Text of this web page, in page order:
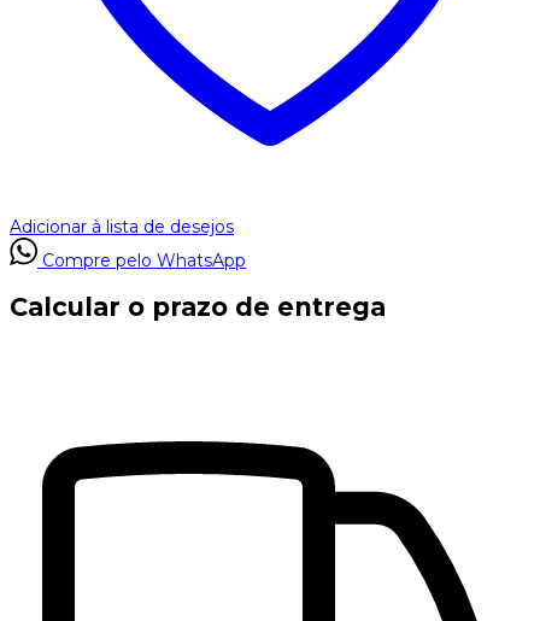
Adicionar à lista de desejos
Compre pelo WhatsApp
Calcular o prazo de entrega